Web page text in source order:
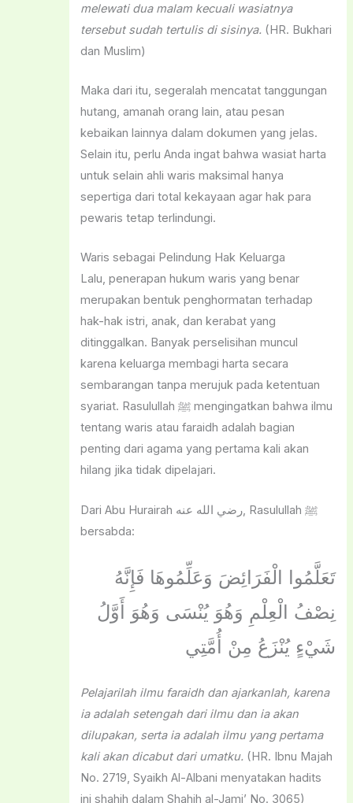
melewati dua malam kecuali wasiatnya
tersebut sudah tertulis di sisinya. (HR. Bukhari
dan Muslim)
Maka dari itu, segeralah mencatat tanggungan
hutang, amanah orang lain, atau pesan
kebaikan lainnya dalam dokumen yang jelas.
Selain itu, perlu Anda ingat bahwa wasiat harta
untuk selain ahli waris maksimal hanya
sepertiga dari total kekayaan agar hak para
pewaris tetap terlindungi.
Waris sebagai Pelindung Hak Keluarga
Lalu, penerapan hukum waris yang benar
merupakan bentuk penghormatan terhadap
hak-hak istri, anak, dan kerabat yang
ditinggalkan. Banyak perselisihan muncul
karena keluarga membagi harta secara
sembarangan tanpa merujuk pada ketentuan
syariat. Rasulullah ﷺ mengingatkan bahwa ilmu
tentang waris atau faraidh adalah bagian
penting dari agama yang pertama kali akan
hilang jika tidak dipelajari.
Dari Abu Hurairah رضي الله عنه, Rasulullah ﷺ
bersabda:
تَعَلَّمُوا الْفَرَائِضَ وَعَلِّمُوهَا فَإِنَّهُ
نِصْفُ الْعِلْمِ وَهُوَ يُنْسَى وَهُوَ أَوَّلُ
شَيْءٍ يُنْزَعُ مِنْ أُمَّتِي
Pelajarilah ilmu faraidh dan ajarkanlah, karena
ia adalah setengah dari ilmu dan ia akan
dilupakan, serta ia adalah ilmu yang pertama
kali akan dicabut dari umatku. (HR. Ibnu Majah
No. 2719, Syaikh Al-Albani menyatakan hadits
ini shahih dalam Shahih al-Jami’ No. 3065)